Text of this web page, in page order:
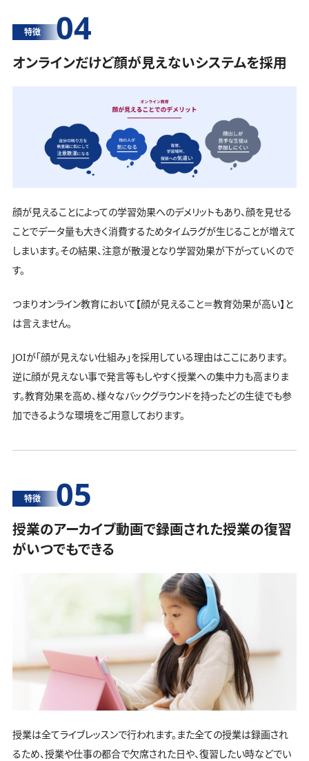
特徴 04
オンラインだけど顔が見えないシステムを採用
顔が見えることによっての学習効果へのデメリットもあり、顔を見せる
ことでデータ量も大きく消費するためタイムラグが生じることが増えて
しまいます。その結果、注意が散漫となり学習効果が下がっていくので
す。
つまりオンライン教育において【顔が見えること＝教育効果が高い】と
は言えません。
JOIが「顔が見えない仕組み」を採用している理由はここにあります。
逆に顔が見えない事で発言等もしやすく授業への集中力も高まりま
す。教育効果を高め、様々なバックグラウンドを持ったどの生徒でも参
加できるような環境をご用意しております。
特徴 05
授業のアーカイブ動画で録画された授業の復習
がいつでもできる
授業は全てライブレッスンで行われます。また全ての授業は録画され
るため、授業や仕事の都合で欠席された日や、復習したい時などでい